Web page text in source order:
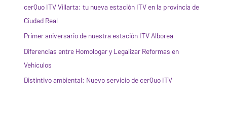
cerQuo ITV Villarta: tu nueva estación ITV en la provincia de
Ciudad Real
Primer aniversario de nuestra estación ITV Alborea
Diferencias entre Homologar y Legalizar Reformas en
Vehículos
Distintivo ambiental: Nuevo servicio de cerQuo ITV